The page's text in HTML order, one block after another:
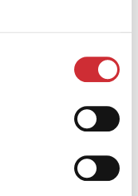
z.H. Lena
der Fotos -
sowohl unserer